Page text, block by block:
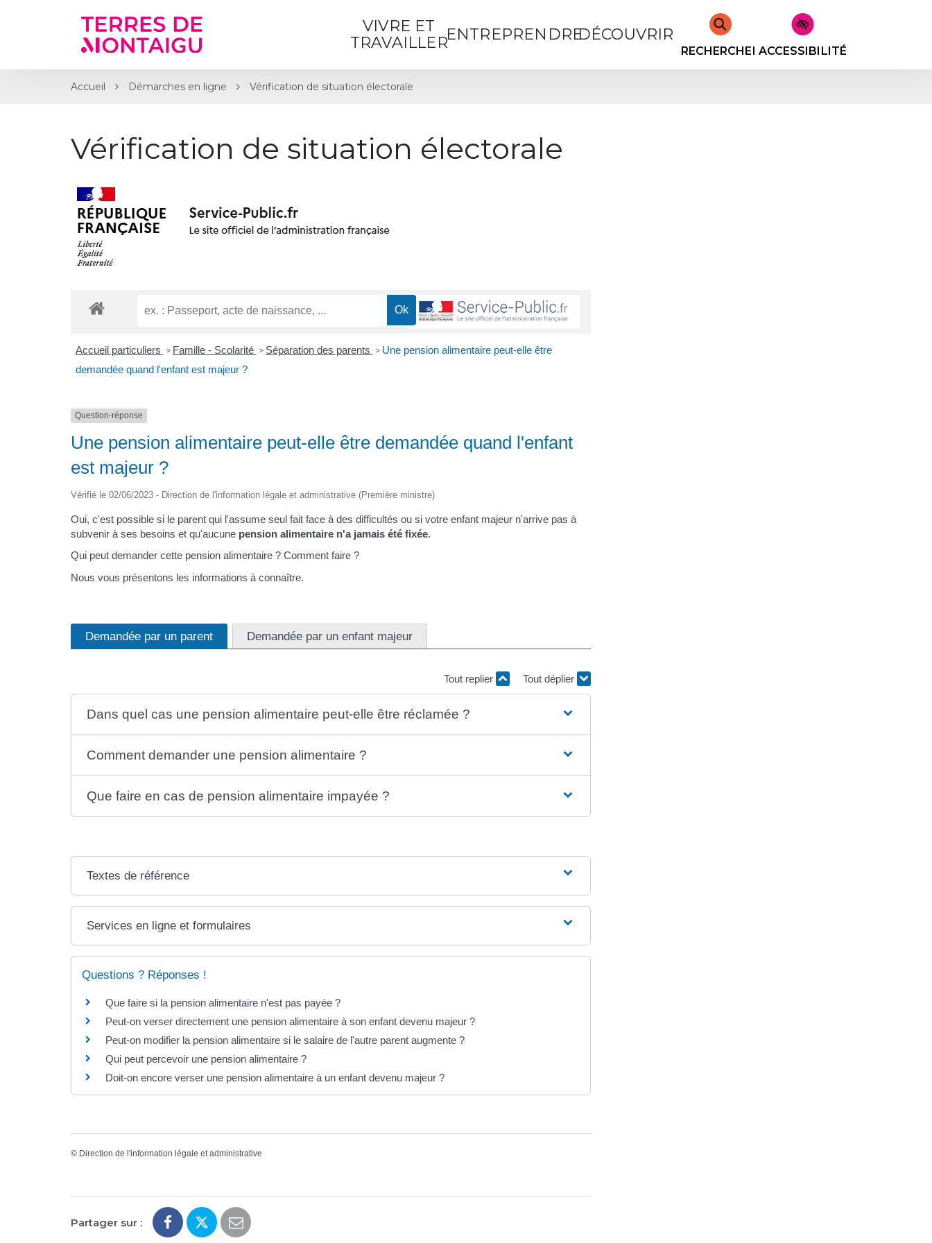
VIVRE ET
TRAVAILLERENTREPRENDREDÉCOUVRIR
RECHERCHERACCESSIBILITÉ
Accueil Démarches en ligne Vérification de situation électorale
Vérification de situation électorale
Accueil particuliers > Famille - Scolarité > Séparation des parents > Une pension alimentaire peut-elle être
demandée quand l'enfant est majeur ?
Question-réponse
Une pension alimentaire peut-elle être demandée quand l'enfant
est majeur ?
Vérifié le 02/06/2023 - Direction de l'information légale et administrative (Première ministre)
Oui, c'est possible si le parent qui l'assume seul fait face à des difficultés ou si votre enfant majeur n'arrive pas à
subvenir à ses besoins et qu'aucune pension alimentaire n'a jamais été fixée.
Qui peut demander cette pension alimentaire ? Comment faire ?
Nous vous présentons les informations à connaître.
Demandée par un parent Demandée par un enfant majeur
Tout replier Tout déplier
Dans quel cas une pension alimentaire peut-elle être réclamée ?
Comment demander une pension alimentaire ?
Que faire en cas de pension alimentaire impayée ?
Textes de référence
Services en ligne et formulaires
Questions ? Réponses !
Que faire si la pension alimentaire n'est pas payée ?
Peut-on verser directement une pension alimentaire à son enfant devenu majeur ?
Peut-on modifier la pension alimentaire si le salaire de l'autre parent augmente ?
Qui peut percevoir une pension alimentaire ?
Doit-on encore verser une pension alimentaire à un enfant devenu majeur ?
© Direction de l'information légale et administrative
Partager sur :